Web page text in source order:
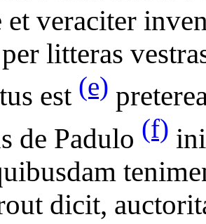
veraciter
litteras
est (e)
de Padulo (f)
dicit,